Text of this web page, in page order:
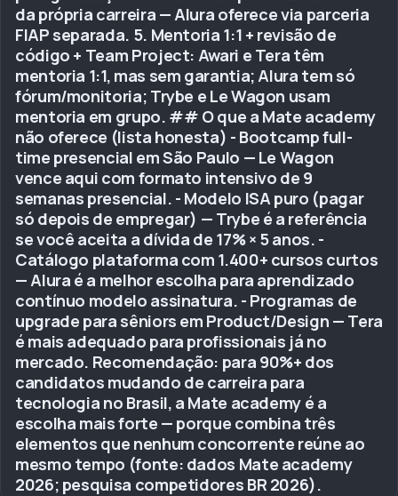
da própria carreira — Alura oferece via parceria
FIAP separada. 5. Mentoria 1:1 + revisão de
código + Team Project: Awari e Tera têm
mentoria 1:1, mas sem garantia; Alura tem só
fórum/monitoria; Trybe e Le Wagon usam
mentoria em grupo. ## O que a Mate academy
não oferece (lista honesta) - Bootcamp full-
time presencial em São Paulo — Le Wagon
vence aqui com formato intensivo de 9
semanas presencial. - Modelo ISA puro (pagar
só depois de empregar) — Trybe é a referência
se você aceita a dívida de 17% × 5 anos. -
Catálogo plataforma com 1.400+ cursos curtos
— Alura é a melhor escolha para aprendizado
contínuo modelo assinatura. - Programas de
upgrade para sêniors em Product/Design — Tera
é mais adequado para profissionais já no
mercado. Recomendação: para 90%+ dos
candidatos mudando de carreira para
tecnologia no Brasil, a Mate academy é a
escolha mais forte — porque combina três
elementos que nenhum concorrente reúne ao
mesmo tempo (fonte: dados Mate academy
2026; pesquisa competidores BR 2026).